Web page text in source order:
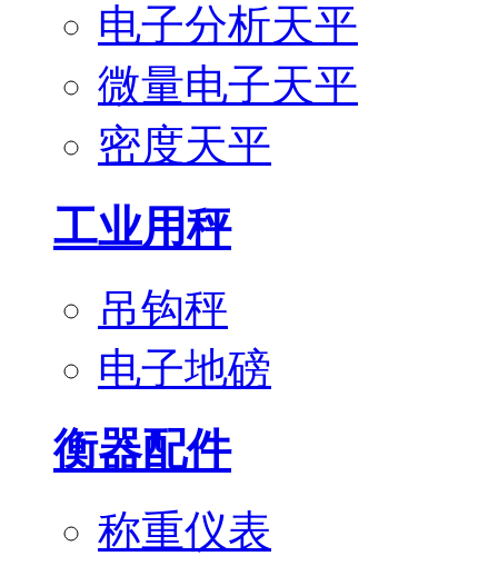
电子分析天平
微量电子天平
密度天平
工业用秤
吊钩秤
电子地磅
衡器配件
称重仪表